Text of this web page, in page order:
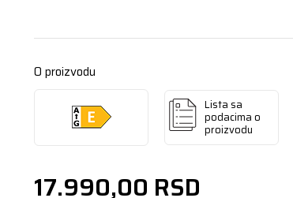
O proizvodu
Lista sa
podacima o
proizvodu
17.990,00 RSD